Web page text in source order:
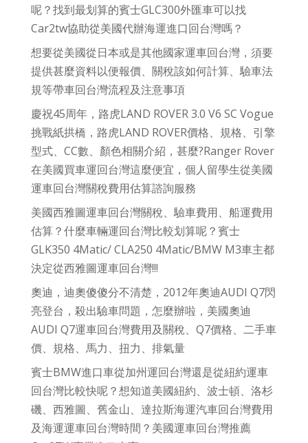
呢？找到最划算的賓士GLC300外匯車可以找
Car2tw協助從美國代辦海運進口回台灣嗎？
想要從美國從日本或是其他國家運車回台灣，須要
提供甚麼資料以便報價、關稅該如何計算、驗車法
規等帶車回台灣流程及注意事項
慶祝45周年，路虎LAND ROVER 3.0 V6 SC Vogue
挑戰紙拱橋，路虎LAND ROVER價格、規格、引擎
型式、CC數、顏色相關介紹，甚麼?Ranger Rover
在美國買車運回台灣這麼便宜，個人留學生從美國
運車回台灣關稅費用估算諮詢服務
美國西雅圖運車回台灣關稅、驗車費用、船運費用
估算？什麼車輛運回台灣比較划算呢？賓士
GLK350 4Matic/ CLA250 4Matic/BMW M3車主都
決定從西雅圖運車回台灣!!!
奧迪，迪奧傻傻分不清楚，2012年奧迪AUDI Q7閃
亮登台，殺出驗車問題，怎麼辦啦，美國奧迪
AUDI Q7運車回台灣費用及關稅、Q7價格、二手車
價、規格、馬力、扭力、排氣量
賓士BMW進口車從加州運回台灣還是從紐約運車
回台灣比較快呢？想知道美國紐約、波士頓、洛杉
磯、西雅圖、舊金山、達拉斯海運汽車回台灣費用
及海運運車回台灣時間？美國運車回台灣推薦